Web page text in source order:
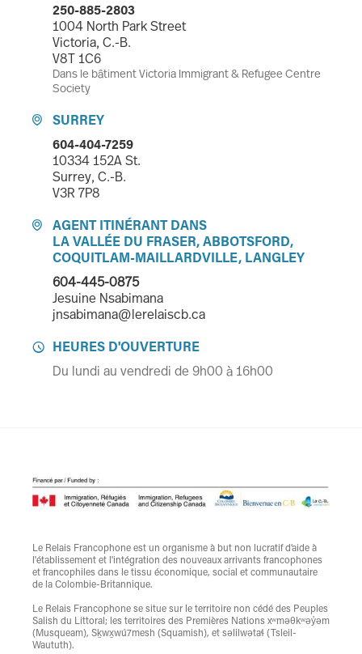
250-885-2803
1004 North Park Street
Victoria, C.-B.
V8T 1C6
Dans le bâtiment Victoria Immigrant & Refugee Centre
Society

SURREY
604-404-7259
10334 152A St.
Surrey, C.-B.
V3R 7P8

AGENT ITINÉRANT DANS
LA VALLÉE DU FRASER, ABBOTSFORD,
COQUITLAM-MAILLARDVILLE, LANGLEY
604-445-0875
Jesuine Nsabimana
jnsabimana@lerelaiscb.ca

HEURES D'OUVERTURE
Du lundi au vendredi de 9h00 à 16h00
Le Relais Francophone est un organisme à but non lucratif d’aide à
l'établissement et l'intégration des nouveaux arrivants francophones
et francophiles dans le tissu économique, social et communautaire
de la Colombie-Britannique.
Le Relais Francophone se situe sur le territoire non cédé des Peuples
Salish du Littoral; les territoires des Premières Nations xʷməθkʷəy̓əm
(Musqueam), Sḵwx̱wú7mesh (Squamish), et səlilwətaɬ (Tsleil-
Waututh).